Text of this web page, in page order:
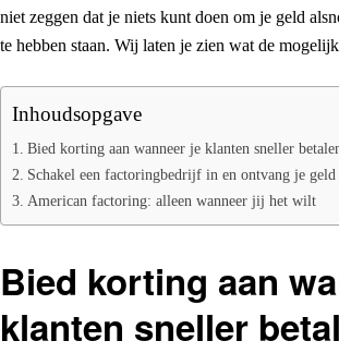
niet zeggen dat je niets kunt doen om je geld
te hebben staan. Wij laten je zien wat de
Inhoudsopgave
Bied korting aan wanneer je klanten sneller
Schakel een factoringbedrijf in en ontvang je geld
American factoring: alleen wanneer jij het wilt
Bied korting aan
klanten sneller